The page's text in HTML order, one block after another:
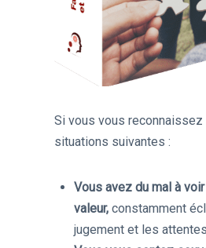
Si vous vous reconnaissez
situations suivantes :
Vous avez du mal à
valeur,constamment
jugement et les